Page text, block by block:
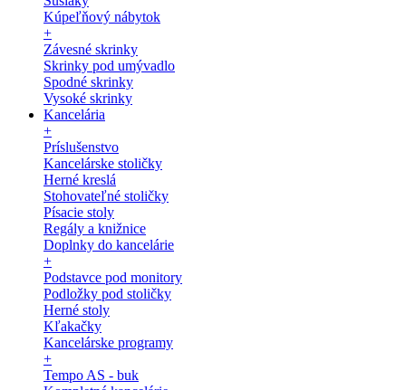
Kúpeľňový nábytok
+
Závesné skrinky
Skrinky pod umývadlo
Spodné skrinky
Vysoké skrinky
Kancelária
+
Príslušenstvo
Kancelárske stoličky
Herné kreslá
Stohovateľné stoličky
Písacie stoly
Regály a knižnice
Doplnky do kancelárie
+
Podstavce pod monitory
Podložky pod stoličky
Herné stoly
Kľakačky
Kancelárske programy
+
Tempo AS - buk